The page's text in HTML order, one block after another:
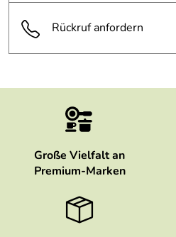
Rückruf anfordern
Große Vielfalt an
Premium-Marken